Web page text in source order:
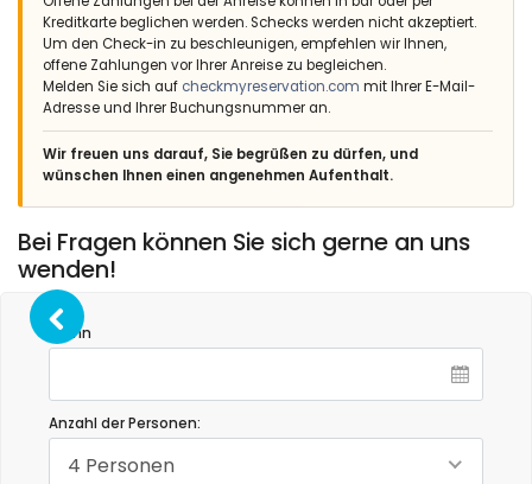
Kreditkarte beglichen werden. Schecks werden nicht akzeptiert.
Um den Check-in zu beschleunigen, empfehlen wir Ihnen,
offene Zahlungen vor Ihrer Anreise zu begleichen.
Melden Sie sich auf checkmyreservation.com mit Ihrer E-Mail-
Adresse und Ihrer Buchungsnummer an.
Wir freuen uns darauf, Sie begrüßen zu dürfen, und
wünschen Ihnen einen angenehmen Aufenthalt.
Bei Fragen können Sie sich gerne an uns
wenden!
Wenn
Anzahl der Personen:
4 Personen